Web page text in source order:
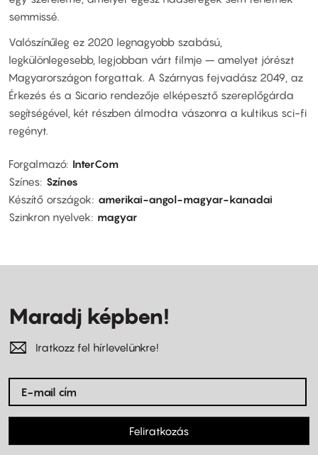
semmissé.
Valószínűleg ez 2020 legnagyobb szabású,
legkülönlegesebb, legjobban várt filmje – amelyet jórészt
Magyarországon forgattak. A Szárnyas fejvadász 2049, az
Érkezés és a Sicario rendezője elképesztő szereplőgárda
segítségével, két részben álmodta vászonra a kultikus sci-fi
regényt.
Forgalmazó InterCom
Színes Színes
Készítő országok
amerikai-angol-magyar-kanadai
Szinkron nyelvek
magyar
Maradj képben!
Iratkozz fel hírlevelünkre!
Feliratkozás